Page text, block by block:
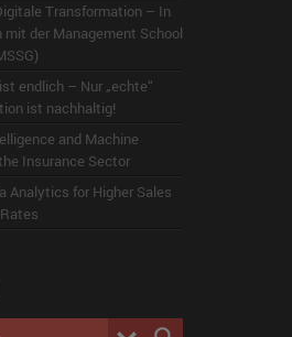
Transformation – In
mit der Management School
endlich – Nur „echte“
ist nachhaltig!
and Machine
Insurance Sector
Analytics for Higher Sales